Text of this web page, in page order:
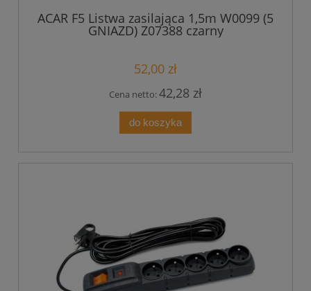
ACAR F5 Listwa zasilająca 1,5m W0099 (5
GNIAZD) Z07388 czarny
52,00 zł
Cena netto:42,28 zł
do koszyka